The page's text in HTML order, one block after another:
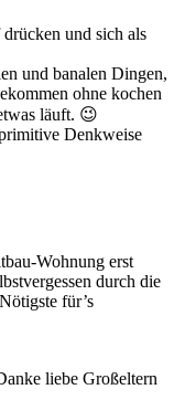
und sich als
und banalen Dingen,
ohne kochen
läuft. 😉
Denkweise
Wohnung erst
durch die
für’s
liebe Großeltern